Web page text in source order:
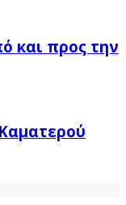
και προς την